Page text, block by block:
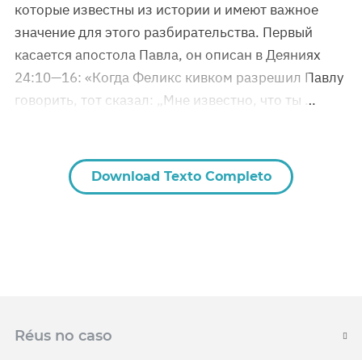
которые известны из истории и имеют важное
значение для этого разбирательства. Первый
касается апостола Павла, он описан в Деяниях
24:10—16: «Когда Феликс кивком разрешил Павлу
говорить, тот сказал: „Мне известно, что ты …
Download Texto Completo
Réus no caso